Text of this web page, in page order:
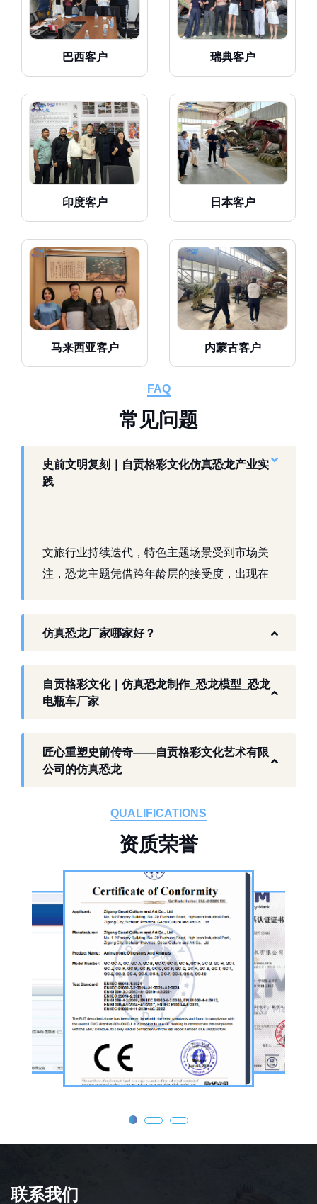
巴西客户 瑞典客户
印度客户 日本客户
马来西亚客户 内蒙古客户
FAQ
常见问题
史前文明复刻｜自贡格彩文化仿真恐龙产业实
践
文旅行业持续迭代，特色主题场景受到市场关
注，恐龙主题凭借跨年龄层的接受度，出现在
生态。自贡格彩文化艺术有限公司扎根本地产
以工厂生产能力，为各地客户提供史前主题相
关产品与服务。
工厂生产基础 构建恐龙产业全链服务
作为开展史前仿真模型生产的恐龙制作工厂，
板仓工业园，拥有标准化生产车间、配套生产
品的恐龙制作公司。公司采用按需定制模式，
从前期方案设计、场景规划，到中期原料选
择、工序制作，再到后期运输配送、上门安装
调试，形成全流程服务，可用于主题乐园、文
旅景区、科普展馆、商业广场、大型展会、节
庆活动等场景。
公司核心业务为仿真恐龙制作，产品线涵盖静
态展示、动态互动、游乐体验三类。其中，机
器恐龙结合机械传动、智能控制技术，可实现
眨眼、张嘴吼叫、摆尾、行走、呼吸起伏等动
态效果，皮肤采用环保硅胶材质，还原史前恐
大型雕塑，覆盖霸王龙、三角龙、剑龙、长颈
龙、翼龙等常见品类，同时支持恐龙化石骨架
场景摆放。
仿真恐龙厂家哪家好？
自贡格彩文化｜仿真恐龙制作_恐龙模型_恐龙
电瓶车厂家
匠心重塑史前传奇——自贡格彩文化艺术有限
公司的仿真恐龙
QUALIFICATIONS
资质荣誉
联系我们